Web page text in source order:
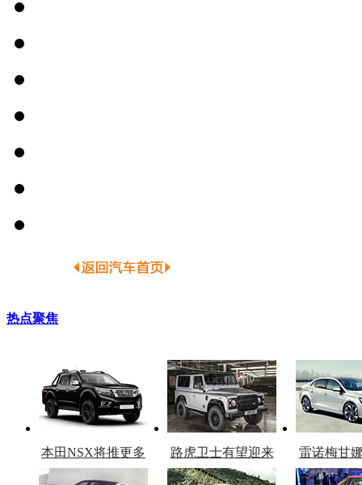
热点聚焦
本田NSX将推更多
车型
路虎卫士有望迎来
复产
雷诺梅甘
官